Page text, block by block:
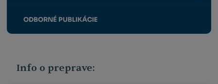
ODBORNÉ PUBLIKÁCIE
Info o preprave: